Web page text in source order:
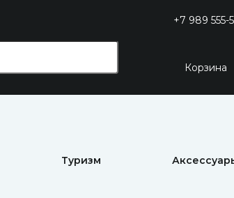
+7 989 555-
Корзина
Туризм